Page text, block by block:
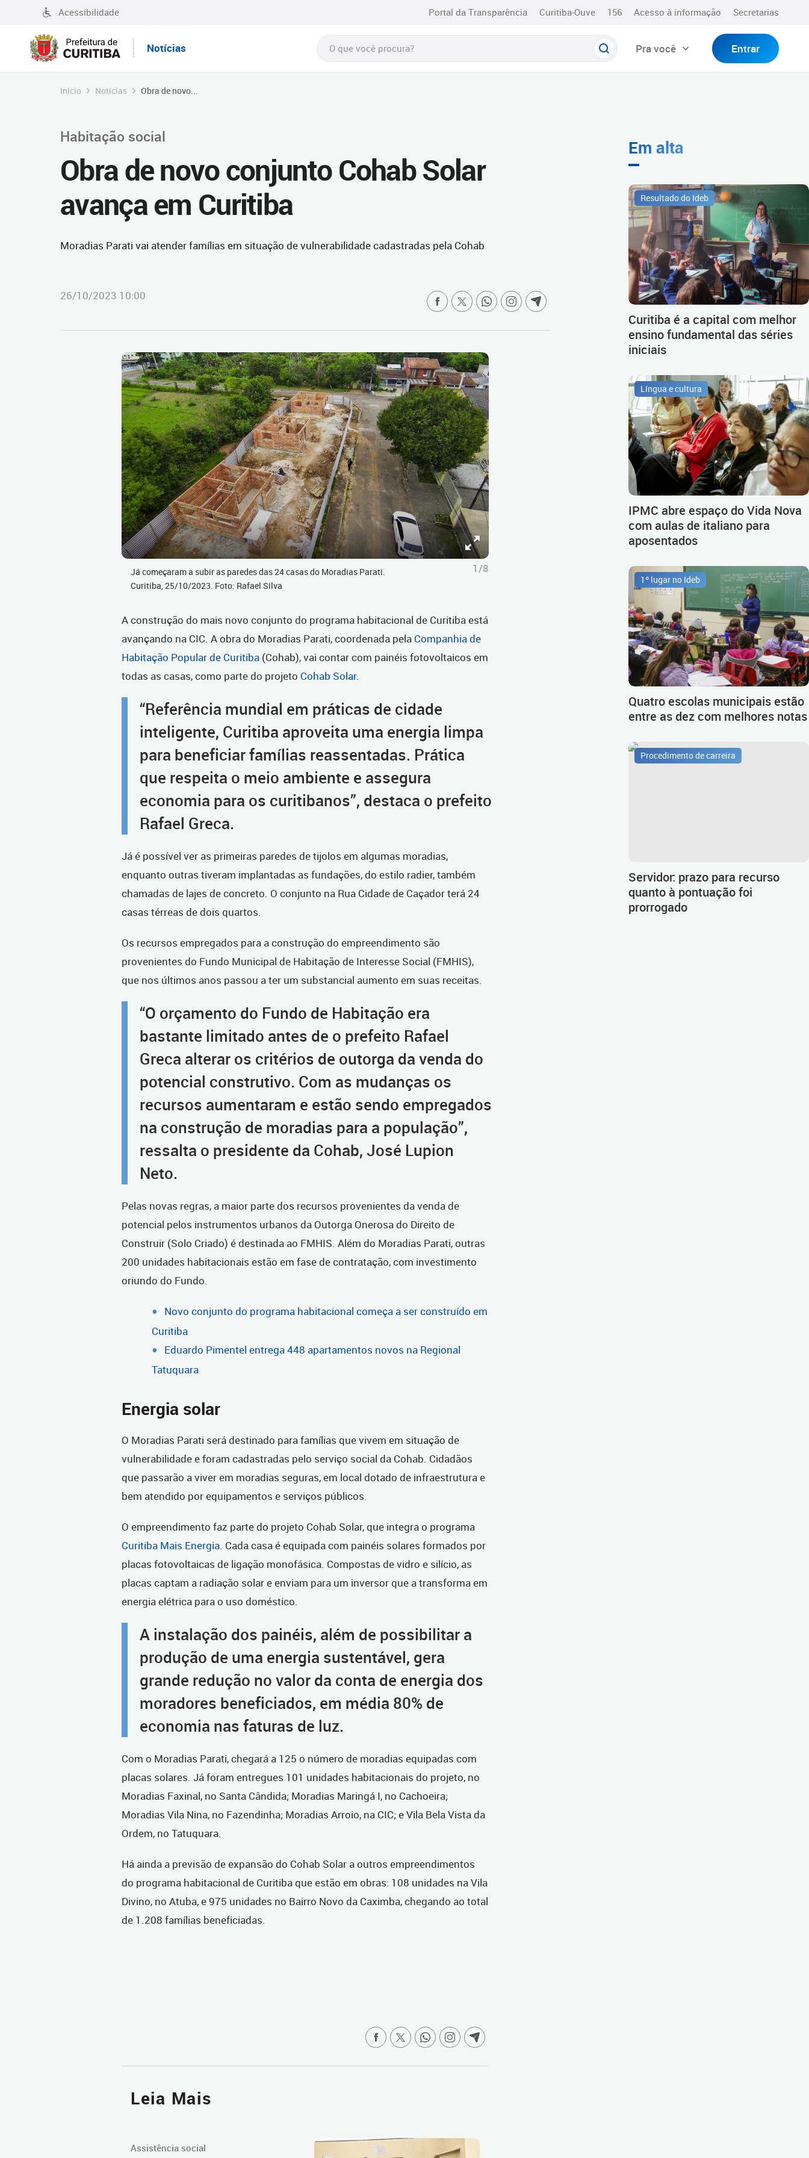
Acessibilidade Portal da Transparência Curitiba-Ouve 156 Acesso à informação Secretarias
Notícias Pra você Entrar
Início Notícias Obra de novo...
Habitação social
Obra de novo conjunto Cohab Solar
avança em Curitiba
Moradias Parati vai atender famílias em situação de vulnerabilidade cadastradas pela Cohab
26/10/2023 10:00
Já começaram a subir as paredes das 24 casas do Moradias Parati.
Curitiba, 25/10/2023. Foto: Rafael Silva
1/8
A construção do mais novo conjunto do programa habitacional de Curitiba está
avançando na CIC. A obra do Moradias Parati, coordenada pela Companhia de
Habitação Popular de Curitiba (Cohab), vai contar com painéis fotovoltaicos em
todas as casas, como parte do projeto Cohab Solar.
“Referência mundial em práticas de cidade
inteligente, Curitiba aproveita uma energia limpa
para beneficiar famílias reassentadas. Prática
que respeita o meio ambiente e assegura
economia para os curitibanos”, destaca o prefeito
Rafael Greca.
Já é possível ver as primeiras paredes de tijolos em algumas moradias,
enquanto outras tiveram implantadas as fundações, do estilo radier, também
chamadas de lajes de concreto. O conjunto na Rua Cidade de Caçador terá 24
casas térreas de dois quartos.
Os recursos empregados para a construção do empreendimento são
provenientes do Fundo Municipal de Habitação de Interesse Social (FMHIS),
que nos últimos anos passou a ter um substancial aumento em suas receitas.
“O orçamento do Fundo de Habitação era
bastante limitado antes de o prefeito Rafael
Greca alterar os critérios de outorga da venda do
potencial construtivo. Com as mudanças os
recursos aumentaram e estão sendo empregados
na construção de moradias para a população”,
ressalta o presidente da Cohab, José Lupion
Neto.
Pelas novas regras, a maior parte dos recursos provenientes da venda de
potencial pelos instrumentos urbanos da Outorga Onerosa do Direito de
Construir (Solo Criado) é destinada ao FMHIS. Além do Moradias Parati, outras
200 unidades habitacionais estão em fase de contratação, com investimento
oriundo do Fundo.
Novo conjunto do programa habitacional começa a ser construído em
Curitiba
Eduardo Pimentel entrega 448 apartamentos novos na Regional
Tatuquara
Energia solar
O Moradias Parati será destinado para famílias que vivem em situação de
vulnerabilidade e foram cadastradas pelo serviço social da Cohab. Cidadãos
que passarão a viver em moradias seguras, em local dotado de infraestrutura e
bem atendido por equipamentos e serviços públicos.
O empreendimento faz parte do projeto Cohab Solar, que integra o programa
Curitiba Mais Energia. Cada casa é equipada com painéis solares formados por
placas fotovoltaicas de ligação monofásica. Compostas de vidro e silício, as
placas captam a radiação solar e enviam para um inversor que a transforma em
energia elétrica para o uso doméstico.
A instalação dos painéis, além de possibilitar a
produção de uma energia sustentável, gera
grande redução no valor da conta de energia dos
moradores beneficiados, em média 80% de
economia nas faturas de luz.
Com o Moradias Parati, chegará a 125 o número de moradias equipadas com
placas solares. Já foram entregues 101 unidades habitacionais do projeto, no
Moradias Faxinal, no Santa Cândida; Moradias Maringá I, no Cachoeira;
Moradias Vila Nina, no Fazendinha; Moradias Arroio, na CIC; e Vila Bela Vista da
Ordem, no Tatuquara.
Há ainda a previsão de expansão do Cohab Solar a outros empreendimentos
do programa habitacional de Curitiba que estão em obras: 108 unidades na Vila
Divino, no Atuba, e 975 unidades no Bairro Novo da Caximba, chegando ao total
de 1.208 famílias beneficiadas.
Leia Mais
Assistência social
Em alta
Resultado do Ideb
Curitiba é a capital com melhor
ensino fundamental das séries
iniciais
Língua e cultura
IPMC abre espaço do Vida Nova
com aulas de italiano para
aposentados
1º lugar no Ideb
Quatro escolas municipais estão
entre as dez com melhores notas
Procedimento de carreira
Servidor: prazo para recurso
quanto à pontuação foi
prorrogado